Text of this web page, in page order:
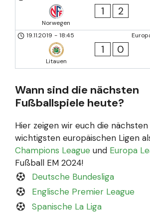
Norwegen
1 2
19.11.2019 - 18:45
Litauen
1 0
Wann sind die nächsten
Fußballspiele heute?
Hier zeigen wir euch die
wichtigsten europäischen Ligen
Champions League und Europa
Fußball EM 2024!
Deutsche Bundesliga
Englische Premier League
Spanische La Liga